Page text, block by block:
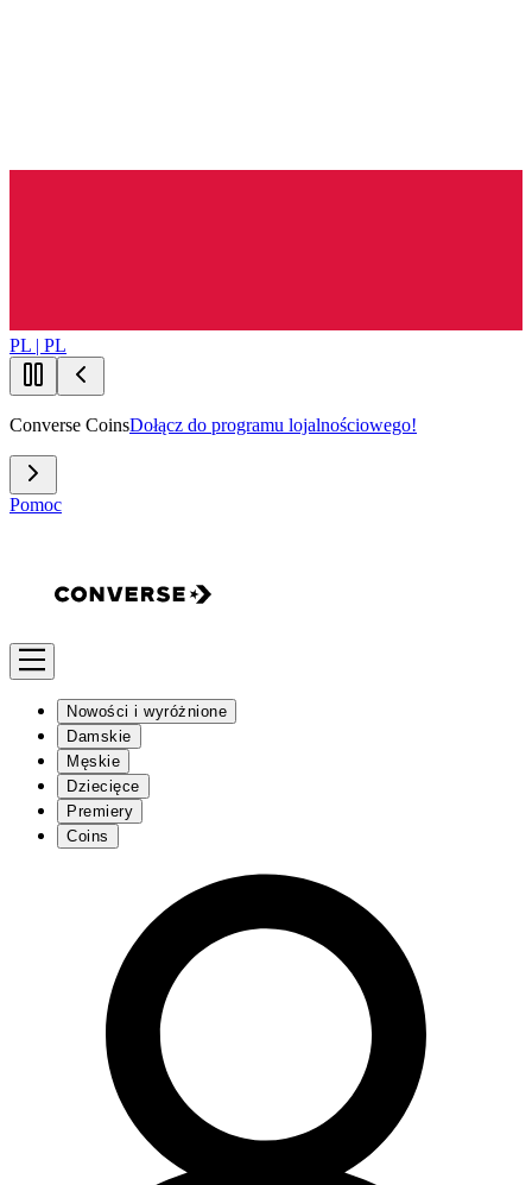
PL | PL
Converse CoinsDołącz do programu lojalnościowego!
Pomoc
Nowości i wyróżnione
Damskie
Męskie
Dziecięce
Premiery
Coins